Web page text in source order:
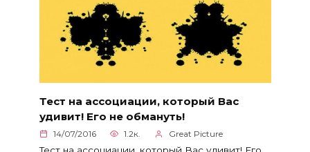
Тест на ассоциации, который Вас
удивит! Его не обмануть!
14/07/2016 1.2к. Great Picture
Тест на ассоциации, который Вас удивит! Его